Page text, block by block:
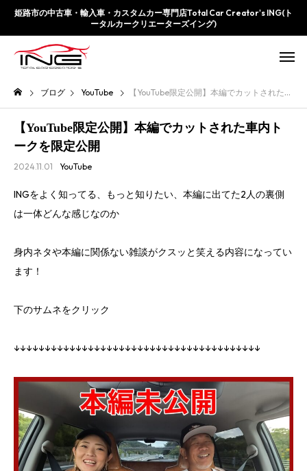
姫路市の中古車・輸入車・カスタムカー専門店Total Car Creator's ING(ト
ータルカークリエーターズイング)
ブログ YouTube 【YouTube限定公開】本編でカットされた車内トークを限定公開
【YouTube限定公開】本編でカットされた車内ト
ークを限定公開
2024.11.01 YouTube
INGをよく知ってる、もっと知りたい、本編に出てた2人の裏側
は一体どんな感じなのか
身内ネタや本編に関係ない雑談がクスッと笑える内容になってい
ます！
下のサムネをクリック
↓↓↓↓↓↓↓↓↓↓↓↓↓↓↓↓↓↓↓↓↓↓↓↓↓↓↓↓↓↓↓↓↓↓↓↓↓↓↓↓